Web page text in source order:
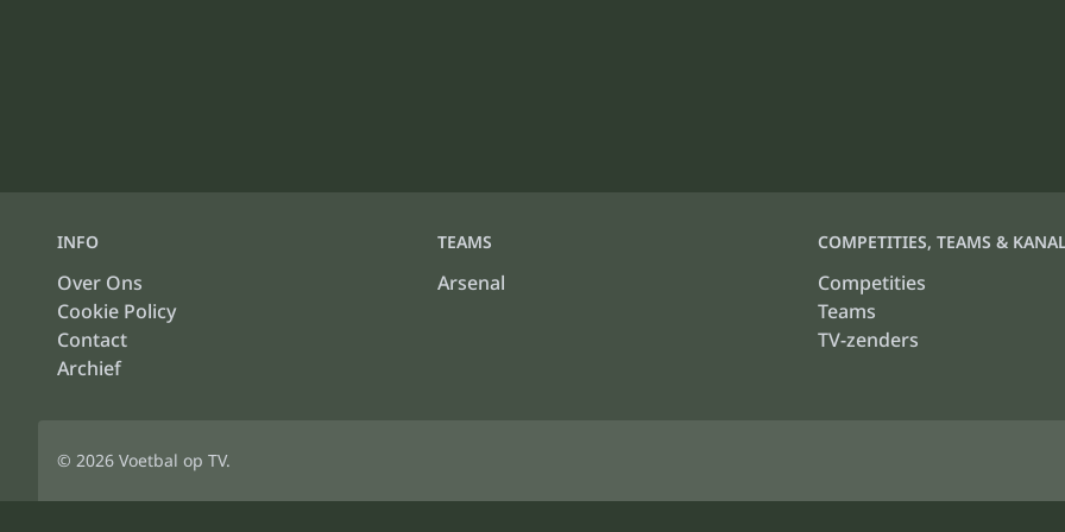
INFO
Over Ons
Cookie Policy
Contact
Archief
TEAMS
Arsenal
COMPETITIES, TEAMS &
Competities
Teams
TV-zenders
© 2026 Voetbal op TV.